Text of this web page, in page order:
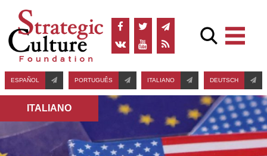
ESPAÑOL PORTUGUÊS ITALIANO DEUTSCH
ITALIANO